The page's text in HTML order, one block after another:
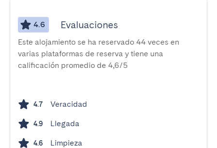
4.6 Evaluaciones
Este alojamiento se ha reservado 44 veces en
varias plataformas de reserva y tiene una
calificación promedio de 4,6/5
4.7 Veracidad
4.9 Llegada
4.6 Limpieza